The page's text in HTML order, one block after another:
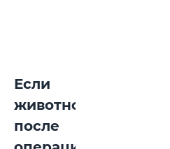
Если
животное
после